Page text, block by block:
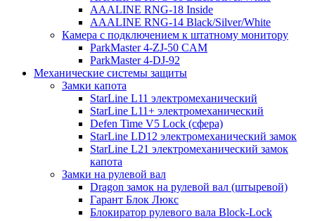
AAALINE RNG-18 Inside
AAALINE RNG-14 Black/Silver/White
Камера с подключением к штатному монитору
ParkMaster 4-ZJ-50 CAM
ParkMaster 4-DJ-92
Механические системы защиты
Замки капота
StarLine L11 электромеханический
StarLine L11+ электромеханический
Defen Time V5 Lock (сфера)
StarLine LD12 электромеханический замок
StarLine L21 электромеханический замок
капота
Замки на рулевой вал
Dragon замок на рулевой вал (штыревой)
Гарант Блок Люкс
Блокиратор рулевого вала Block-Lock